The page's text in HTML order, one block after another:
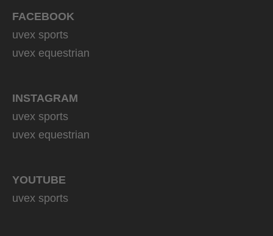
FACEBOOK
uvex sports
uvex equestrian
INSTAGRAM
uvex sports
uvex equestrian
YOUTUBE
uvex sports